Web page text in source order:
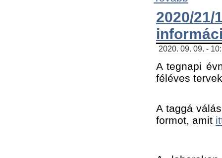
2020/
2020. 09. 09. -
A tegnapi
féléves
A taggá
formot, amit